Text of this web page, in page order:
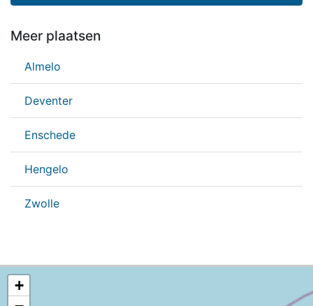
Meer plaatsen
Almelo
Deventer
Enschede
Hengelo
Zwolle
+